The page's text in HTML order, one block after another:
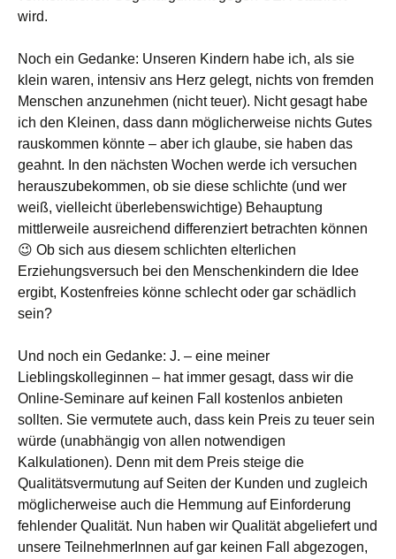
wird.
Noch ein Gedanke: Unseren Kindern habe ich, als sie
klein waren, intensiv ans Herz gelegt, nichts von fremden
Menschen anzunehmen (nicht teuer). Nicht gesagt habe
ich den Kleinen, dass dann möglicherweise nichts Gutes
rauskommen könnte – aber ich glaube, sie haben das
geahnt. In den nächsten Wochen werde ich versuchen
herauszubekommen, ob sie diese schlichte (und wer
weiß, vielleicht überlebenswichtige) Behauptung
mittlerweile ausreichend differenziert betrachten können
😉 Ob sich aus diesem schlichten elterlichen
Erziehungsversuch bei den Menschenkindern die Idee
ergibt, Kostenfreies könne schlecht oder gar schädlich
sein?
Und noch ein Gedanke: J. – eine meiner
Lieblingskolleginnen – hat immer gesagt, dass wir die
Online-Seminare auf keinen Fall kostenlos anbieten
sollten. Sie vermutete auch, dass kein Preis zu teuer sein
würde (unabhängig von allen notwendigen
Kalkulationen). Denn mit dem Preis steige die
Qualitätsvermutung auf Seiten der Kunden und zugleich
möglicherweise auch die Hemmung auf Einforderung
fehlender Qualität. Nun haben wir Qualität abgeliefert und
unsere TeilnehmerInnen auf gar keinen Fall abgezogen,